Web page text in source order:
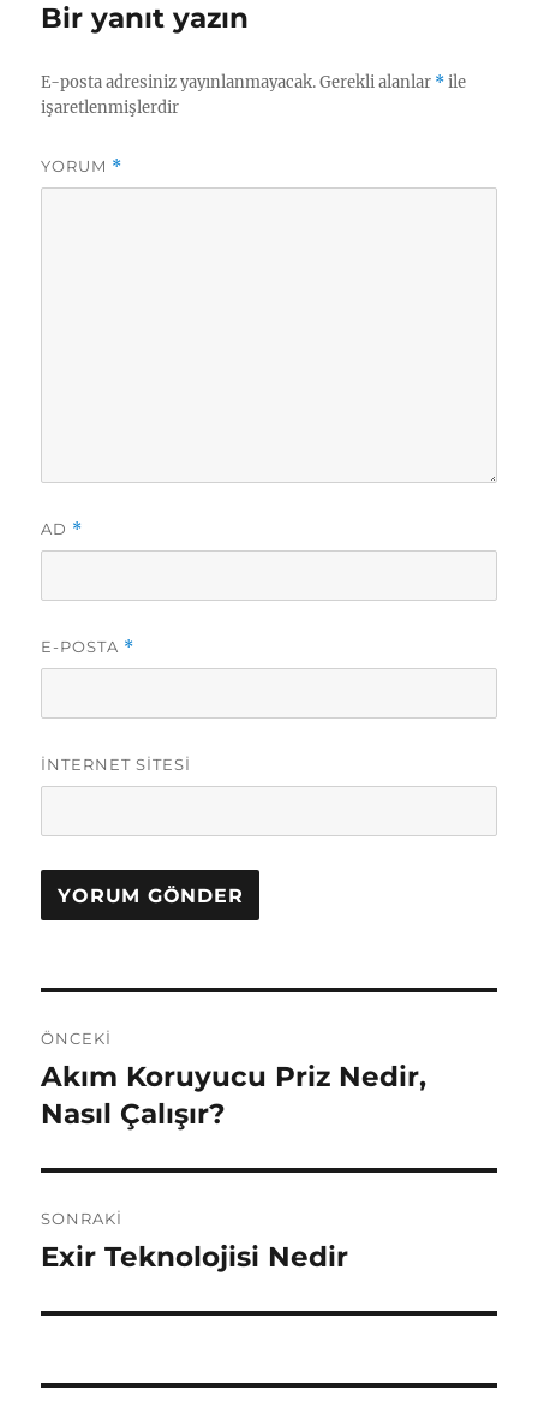
Bir yanıt yazın
E-posta adresiniz yayınlanmayacak. Gerekli alanlar *ile
işaretlenmişlerdir
YORUM *
AD *
E-POSTA *
İNTERNET SITESI
gezinmesi
ÖNCEKI
Önceki
yazı:
Akım Koruyucu Priz Nedir,
Nasıl Çalışır?
SONRAKI
Sonraki
Exir Teknolojisi Nedir